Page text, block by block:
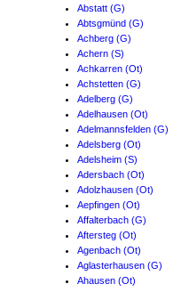
Abstatt (G)
Abtsgmünd (G)
Achberg (G)
Achern (S)
Achkarren (Ot)
Achstetten (G)
Adelberg (G)
Adelhausen (Ot)
Adelmannsfelden (G)
Adelsberg (Ot)
Adelsheim (S)
Adersbach (Ot)
Adolzhausen (Ot)
Aepfingen (Ot)
Affalterbach (G)
Aftersteg (Ot)
Agenbach (Ot)
Aglasterhausen (G)
Ahausen (Ot)